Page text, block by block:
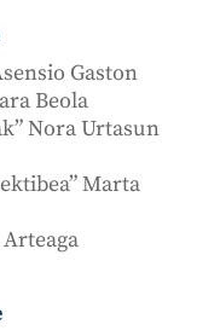
Gaston
Beola
Nora Urtasun
Marta